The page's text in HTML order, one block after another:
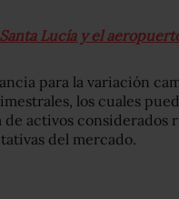
Lucía y el
para la variación
los cuales
activos considerados
del mercado.